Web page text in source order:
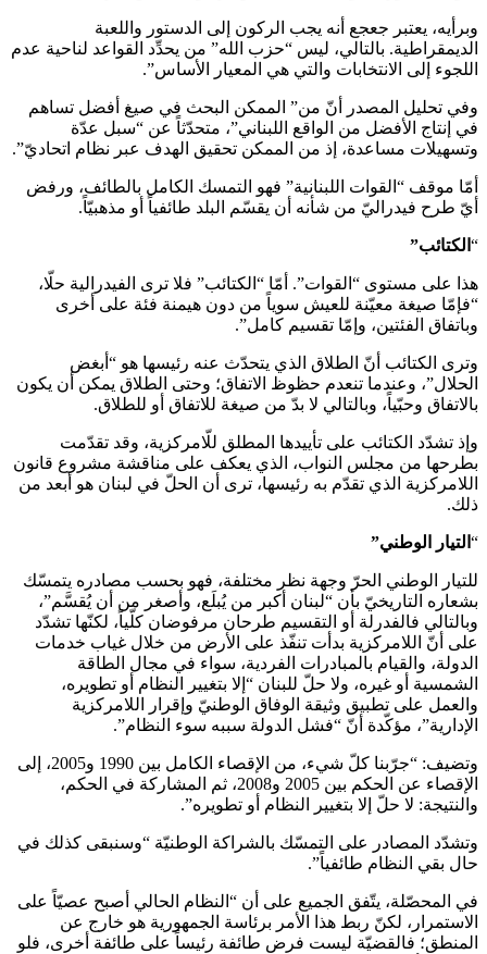
وبرأيه، يعتبر جعجع أنه يجب الركون إلى الدستور واللعبة
الديمقراطية. بالتالي، ليس “حزب الله” من يحدِّد القواعد لناحية عدم
اللجوء إلى الانتخابات والتي هي المعيار الأساس”.
وفي تحليل المصدر أنّ من” الممكن البحث في صيغ أفضل تساهم
في إنتاج الأفضل من الواقع اللبناني”، متحدّثاً عن “سبل عدّة
وتسهيلات مساعدة، إذ من الممكن تحقيق الهدف عبر نظام اتحاديّ”.
أمّا موقف “القوات اللبنانية” فهو التمسك الكامل بالطائف، ورفض
أيّ طرح فيدراليّ من شأنه أن يقسّم البلد طائفياً أو مذهبيّاً.
“ الكتائب”
هذا على مستوى “القوات”. أمّا “الكتائب” فلا ترى الفيدرالية حلّا،
“فإمّا صيغة معيّنة للعيش سوياً من دون هيمنة فئة على أخرى
وباتفاق الفئتين، وإمّا تقسيم كامل”.
وترى الكتائب أنّ الطلاق الذي يتحدّث عنه رئيسها هو “أبغض
الحلال”، وعندما تنعدم حظوظ الاتفاق؛ وحتى الطلاق يمكن أن يكون
بالاتفاق وحبّياً، وبالتالي لا بدّ من صيغة للاتفاق أو للطلاق.
وإذ تشدّد الكتائب على تأييدها المطلق للّامركزية، وقد تقدّمت
بطرحها من مجلس النواب، الذي يعكف على مناقشة مشروع قانون
اللامركزية الذي تقدّم به رئيسها، ترى أن الحلّ في لبنان هو أبعد من
ذلك.
“ التيار الوطني”
للتيار الوطني الحرّ وجهة نظر مختلفة، فهو بحسب مصادره يتمسّك
بشعاره التاريخيّ بأن “لبنان أكبر من يُبلَع، وأصغر من أن يُقسَّم”،
وبالتالي فالفدرلة أو التقسيم طرحان مرفوضان كلّياً، لكنّها تشدّد
على أنّ اللامركزية بدأت تنفّذ على الأرض من خلال غياب خدمات
الدولة، والقيام بالمبادرات الفردية، سواء في مجال الطاقة
الشمسية أو غيره، ولا حلّ للبنان “إلا بتغيير النظام أو تطويره،
والعمل على تطبيق وثيقة الوفاق الوطنيّ وإقرار اللامركزية
الإدارية”، مؤكّدة أنّ “فشل الدولة سببه سوء النظام”.
وتضيف: “جرّبنا كلّ شيء، من الإقصاء الكامل بين 1990 و2005، إلى
الإقصاء عن الحكم بين 2005 و2008، ثم المشاركة في الحكم،
والنتيجة: لا حلّ إلا بتغيير النظام أو تطويره”.
وتشدّد المصادر على التمسّك بالشراكة الوطنيّة “وسنبقى كذلك في
حال بقي النظام طائفياً”.
في المحصّلة، يتّفق الجميع على أن “النظام الحالي أصبح عصيّاً على
الاستمرار، لكنّ ربط هذا الأمر برئاسة الجمهورية هو خارج عن
المنطق؛ فالقضيّة ليست فرض طائفة رئيساً على طائفة أخرى، فلو